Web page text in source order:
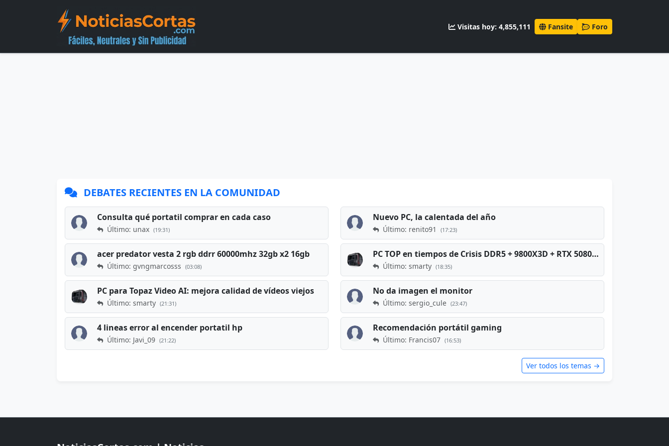
Visitas hoy: 4,855,111 Fansite Foro
DEBATES RECIENTES EN LA COMUNIDAD
Consulta qué portatil comprar en cada caso
Último: unax (19:31)
Nuevo PC, la calentada del año
Último: renito91 (17:23)
acer predator vesta 2 rgb ddrr 60000mhz 32gb x2 16gb
Último: gvngmarcosss (03:08)
PC TOP en tiempos de Crisis DDR5 + 9800X3D + RTX 5080 [2026][2400€]
Último: smarty (18:35)
PC para Topaz Video AI: mejora calidad de vídeos viejos
Último: smarty (21:31)
No da imagen el monitor
Último: sergio_cule (23:47)
4 lineas error al encender portatil hp
Último: Javi_09 (21:22)
Recomendación portátil gaming
Último: Francis07 (16:53)
Ver todos los temas →